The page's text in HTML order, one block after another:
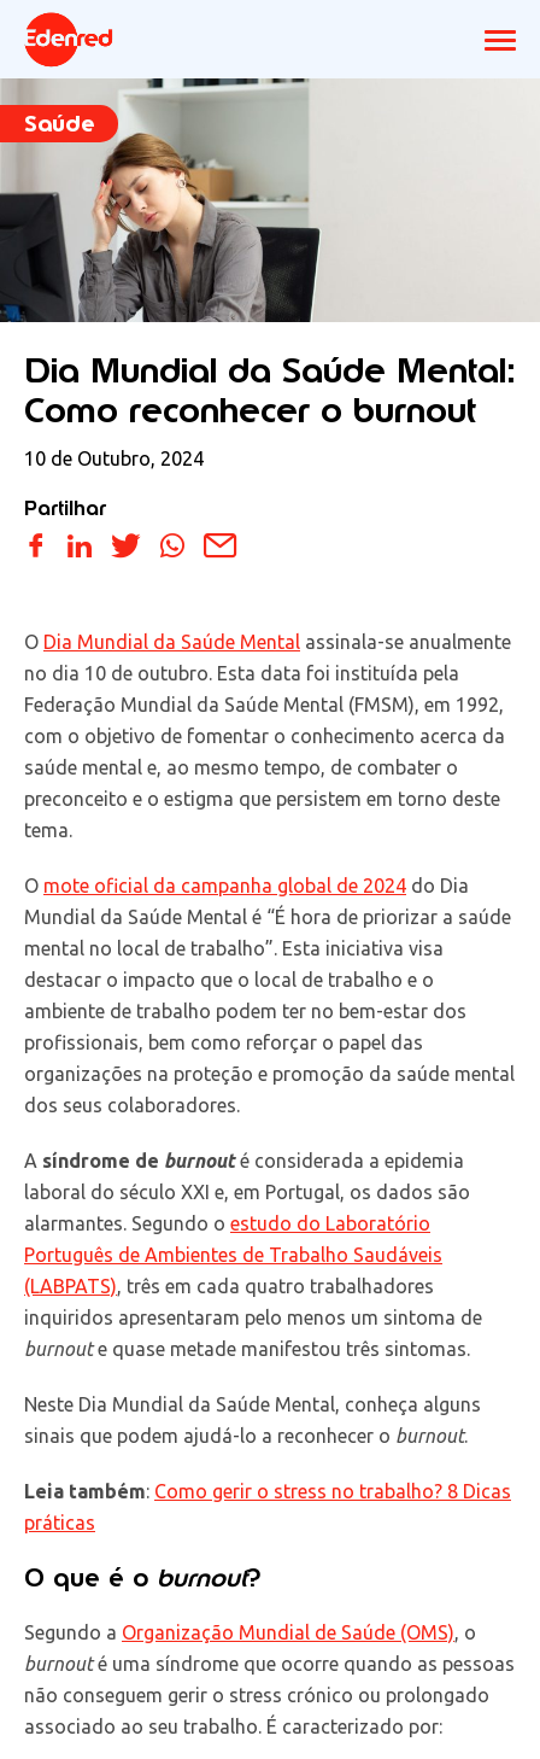
Saúde
Dia Mundial da Saúde Mental:
Como reconhecer o burnout
10 de Outubro, 2024
Partilhar
O Dia Mundial da Saúde Mental assinala-se anualmente
no dia 10 de outubro. Esta data foi instituída pela
Federação Mundial da Saúde Mental (FMSM), em 1992,
com o objetivo de fomentar o conhecimento acerca da
saúde mental e, ao mesmo tempo, de combater o
preconceito e o estigma que persistem em torno deste
tema.
O mote oficial da campanha global de 2024 do Dia
Mundial da Saúde Mental é “É hora de priorizar a saúde
mental no local de trabalho”. Esta iniciativa visa
destacar o impacto que o local de trabalho e o
ambiente de trabalho podem ter no bem-estar dos
profissionais, bem como reforçar o papel das
organizações na proteção e promoção da saúde mental
dos seus colaboradores.
A síndrome de burnouté considerada a epidemia
laboral do século XXI e, em Portugal, os dados são
alarmantes. Segundo o estudo do Laboratório
Português de Ambientes de Trabalho Saudáveis
(LABPATS) , três em cada quatro trabalhadores
inquiridos apresentaram pelo menos um sintoma de
burnoute quase metade manifestou três sintomas.
Neste Dia Mundial da Saúde Mental, conheça alguns
sinais que podem ajudá-lo a reconhecer o burnout.
Leia também: Como gerir o stress no trabalho? 8 Dicas
práticas
O que é o burnout?
Segundo a Organização Mundial de Saúde (OMS) , o
burnouté uma síndrome que ocorre quando as pessoas
não conseguem gerir o stress crónico ou prolongado
associado ao seu trabalho. É caracterizado por: